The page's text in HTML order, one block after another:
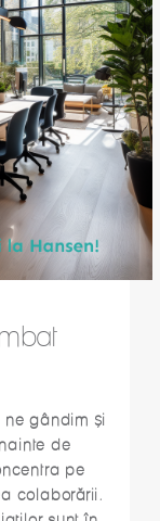
gândim și
de
pe
colaborării.